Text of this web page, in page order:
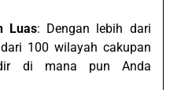
Luas: Dengan lebih dari
100 wilayah cakupan
di mana pun Anda